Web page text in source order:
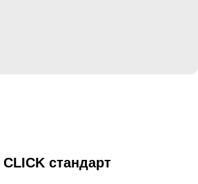
стандарт